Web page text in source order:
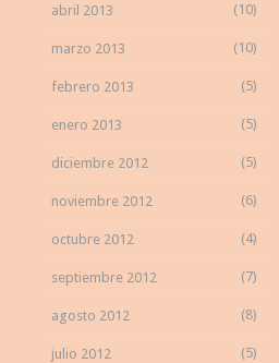
abril 2013 (10)
marzo 2013 (10)
febrero 2013 (5)
enero 2013 (5)
diciembre 2012 (5)
noviembre 2012 (6)
octubre 2012 (4)
septiembre 2012 (7)
agosto 2012 (8)
julio 2012 (5)